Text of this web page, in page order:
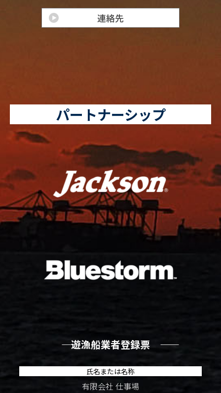
パートナーシップ
―― 遊漁船業者登録票 ――
氏名または名称
有限会社 仕事場